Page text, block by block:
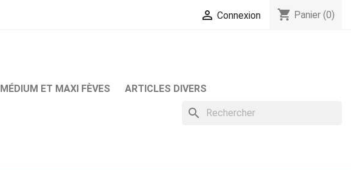
 Connexion shopping_cart Panier (0)
MÉDIUM ET MAXI FÈVES ARTICLES DIVERS
search